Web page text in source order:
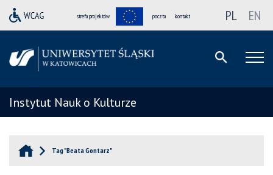
strefa projektów poczta kontakt PL EN
Instytut Nauk o Kulturze
Tag "Beata Gontarz"